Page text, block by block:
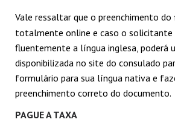
Vale ressaltar que o preenchimento do
totalmente online e caso o solicitante
fluentemente a língua inglesa, poderá
disponibilizada no site do consulado
formulário para sua língua nativa e
preenchimento correto do documento.
PAGUE A TAXA